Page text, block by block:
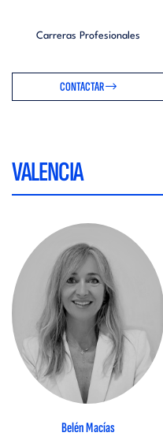
Carreras Profesionales
CONTACTAR
VALENCIA
Belén Macías